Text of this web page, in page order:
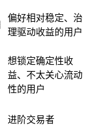
偏好相对稳定、治
理驱动收益的用户
想锁定确定性收
益、不太关心流动
性的用户
进阶交易者